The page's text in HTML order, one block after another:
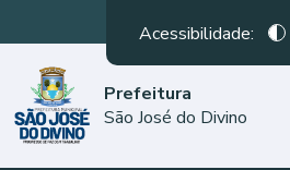
Acessibilidade:
Prefeitura
São José do Divino